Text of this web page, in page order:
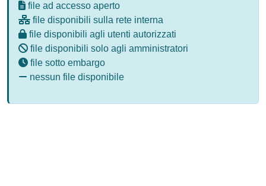
file ad accesso aperto
file disponibili sulla rete interna
file disponibili agli utenti autorizzati
file disponibili solo agli amministratori
file sotto embargo
nessun file disponibile